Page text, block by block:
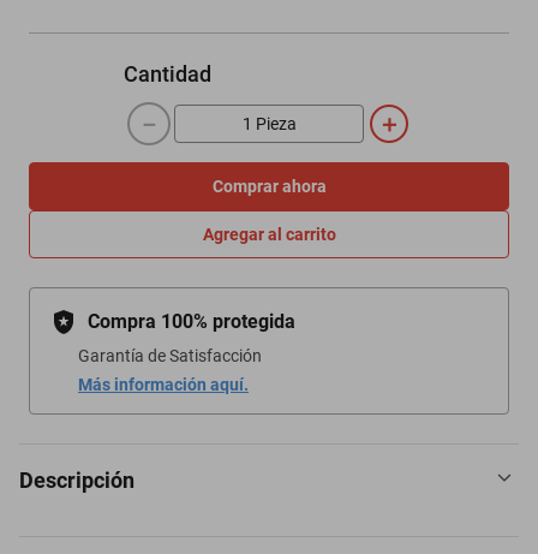
Cantidad
＋
－
Comprar ahora
Agregar al carrito
Compra 100% protegida
Garantía de Satisfacción
Más información aquí.
Descripción